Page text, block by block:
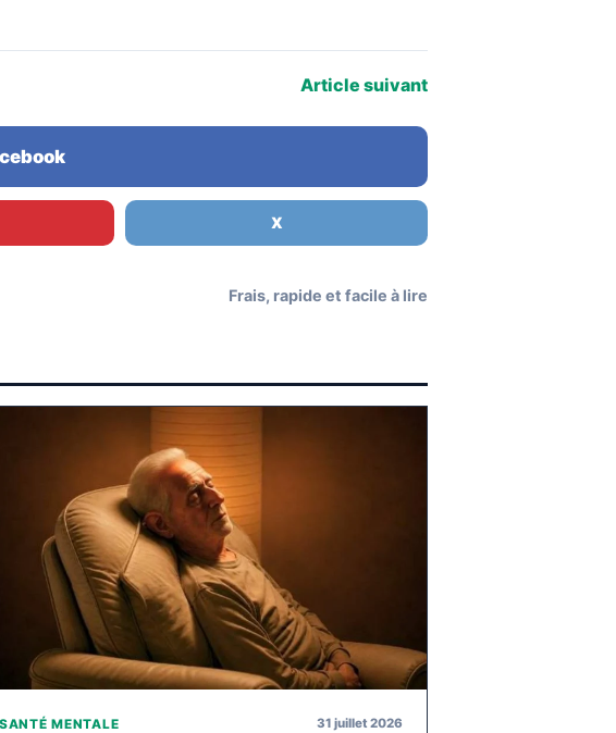
Article suivant
X
Frais, rapide et facile à lire
SANTÉ MENTALE 31 juillet 2026